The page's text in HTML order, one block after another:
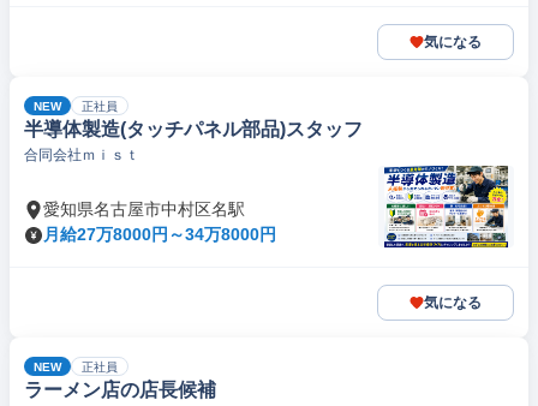
気になる
NEW 正社員
半導体製造(タッチパネル部品)スタッフ
合同会社ｍｉｓｔ
愛知県名古屋市中村区名駅
月給27万8000円～34万8000円
気になる
NEW 正社員
ラーメン店の店長候補